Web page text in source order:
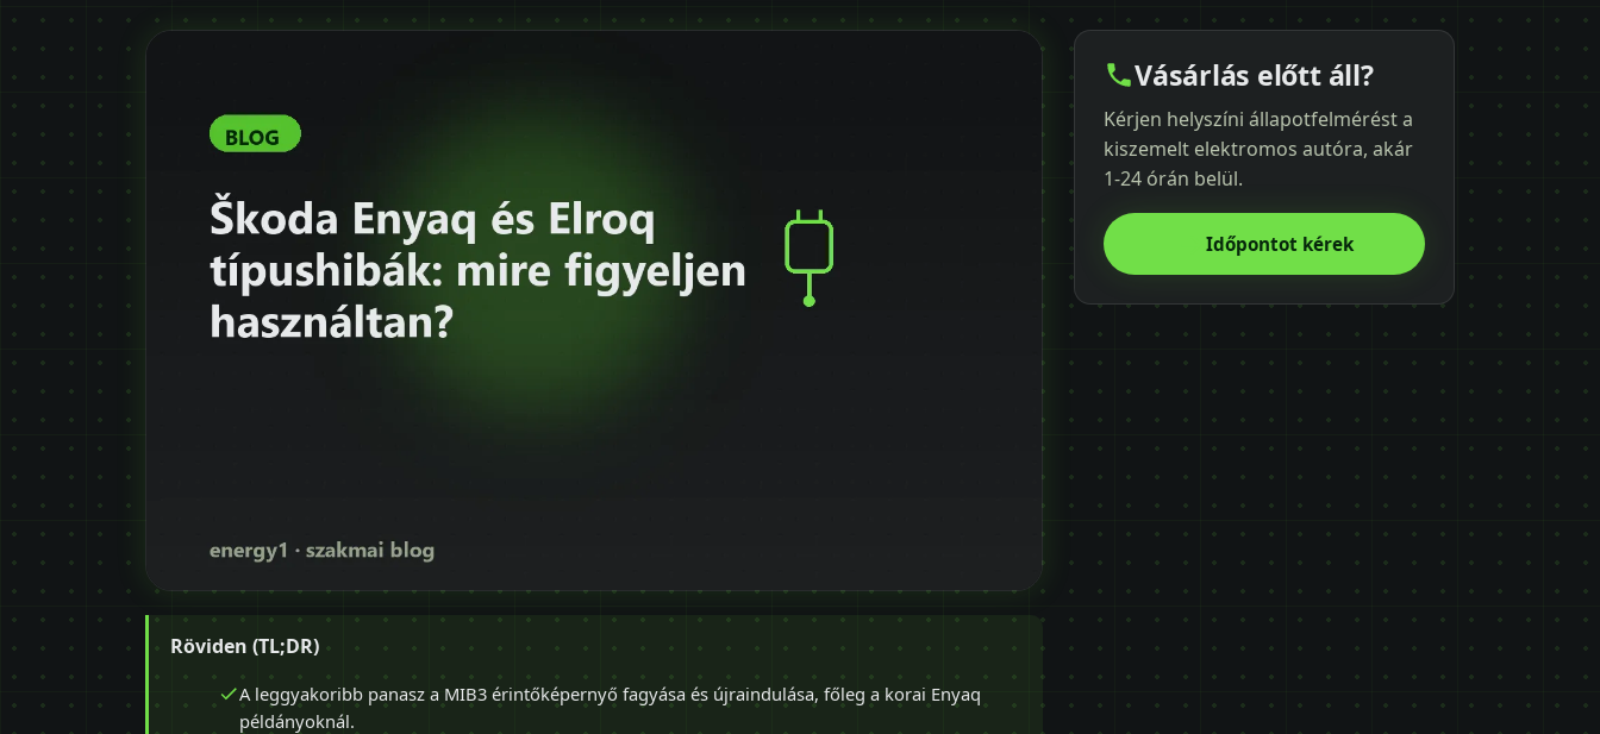
Röviden (TL;DR)
A leggyakoribb panasz a MIB3 érintőképernyő fagyása és újraindulása, főleg a korai Enyaq
példányoknál.
Vásárlás előtt áll?
Kérjen helyszíni állapotfelmérést a
kiszemelt elektromos autóra, akár
1-24 órán belül.
Időpontot kérek